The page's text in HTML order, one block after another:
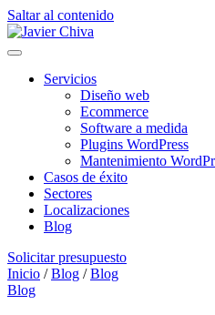
Saltar al contenido
Menú
Servicios
Diseño web
Ecommerce
Software a medida
Plugins WordPress
Mantenimiento
Casos de éxito
Sectores
Localizaciones
Blog
Solicitar presupuesto
Inicio / Blog / Blog
Blog